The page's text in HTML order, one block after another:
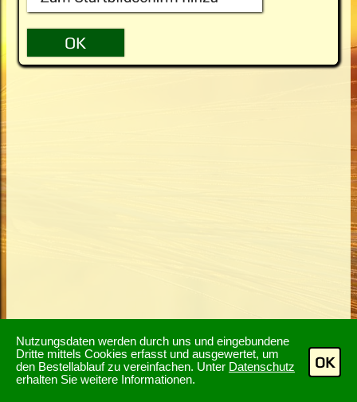
Nutzungsdaten werden durch uns und eingebundene
Dritte mittels Cookies erfasst und ausgewertet, um
den Bestellablauf zu vereinfachen. Unter Datenschutz
erhalten Sie weitere Informationen.
OK